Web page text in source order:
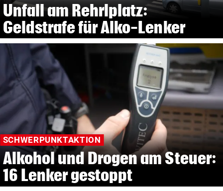
Unfall am Rehrlplatz:
Geldstrafe für Alko-Lenker
SCHWERPUNKTAKTION
Alkohol und Drogen am Steuer:
16 Lenker gestoppt